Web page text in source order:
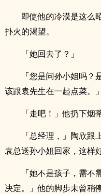
即使他的冷漠是这么
扑火的渴望。
「她回去了？」
「您是问孙小姐吗
该跟袁先生在一起点菜。
「走吧！」他扔下烟
「总经理，」陶欣
袁总送孙小姐回家，这样
「她不是孩子，需
决定。」他的脚步未曾稍停